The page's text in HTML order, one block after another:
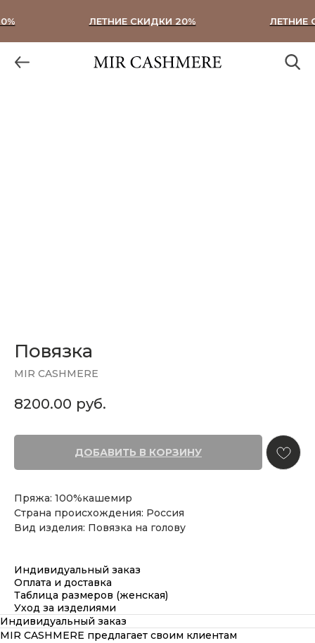
ЛЕТНИЕ СКИДКИ 20% ЛЕТНИЕ
Повязка
MIR CASHMERE
8200.00 руб.
ДОБАВИТЬ В КОРЗИНУ
Пряжа: 100%кашемир
Страна происхождения: Россия
Вид изделия: Повязка на голову
Индивидуальный заказ
Оплата и доставка
Таблица размеров (женская)
Уход за изделиями
Индивидуальный заказ
MIR CASHMERE предлагает своим клиентам